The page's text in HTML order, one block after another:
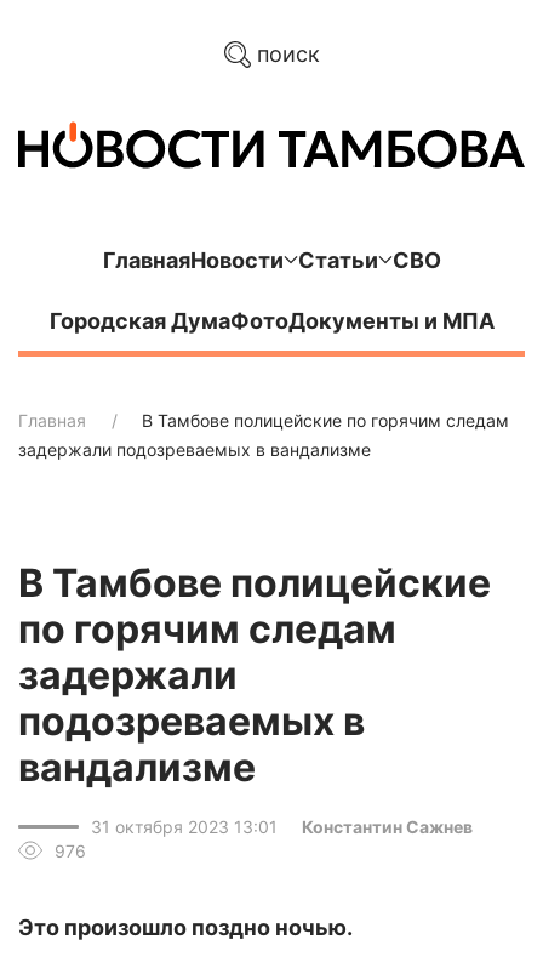
поиск
ГлавнаяНовости Статьи СВО
Городская ДумаФотоДокументы и МПА
Главная
В Тамбове полицейские по горячим следам
задержали подозреваемых в вандализме
В Тамбове полицейские
по горячим следам
задержали
подозреваемых в
вандализме
31 октября 2023 13:01
Константин Сажнев
976
Это произошло поздно ночью.